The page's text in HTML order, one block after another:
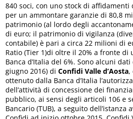
840 soci, con uno stock di
per un ammontare garanzie di 80,8
patrimonio (al lordo degli
di euro; il patrimonio di vigilanza
contabile) è pari a circa 22 milioni di
Ratio (Tier 1)di oltre il 20% a fronte
Banca d’Italia del 6%. Sono alcuni
giugno 2016) diConfidi Valle d’Aosta,
ottenuto dalla Banca d’Italia
dell’attività di concessione dei
pubblico, ai sensi degli articoli 106 e
Bancario (TUB), a seguito dell’istanza